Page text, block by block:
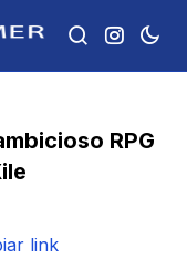
RPG
link